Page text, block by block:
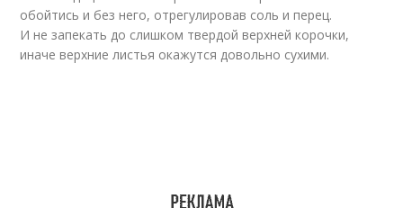
обойтись и без него, отрегулировав соль и перец.
И не запекать до слишком твердой верхней корочки,
иначе верхние листья окажутся довольно сухими.